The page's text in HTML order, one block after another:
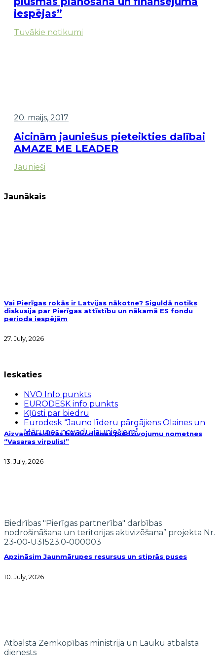
iespējas”
Tuvākie notikumi
20. maijs, 2017
Aicinām jauniešus pieteikties dalībai
AMAZE ME LEADER
Jaunieši
Jaunākais
Vai Pierīgas rokās ir Latvijas nākotne? Siguldā notiks
diskusija par Pierīgas attīstību un nākamā ES fondu
perioda iespējām
27. July, 2026
Aizvadītas divas bērnu dienas piedzīvojumu nometnes
“Vasaras virpulis!”
13. July, 2026
Apzināsim Jaunmārupes resursus un stiprās puses
10. July, 2026
Ieskaties
NVO Info punkts
EURODESK info punkts
Kļūsti par biedru
Eurodesk “Jauno līderu pārgājiens Olaines un
Mārupes novadu jauniešiem”
Biedrības "Pierīgas partnerība" darbības
nodrošināšana un teritorijas aktivizēšana” projekta Nr.
23-00-U31523.0-000003
Atbalsta Zemkopības ministrija un Lauku atbalsta
dienests